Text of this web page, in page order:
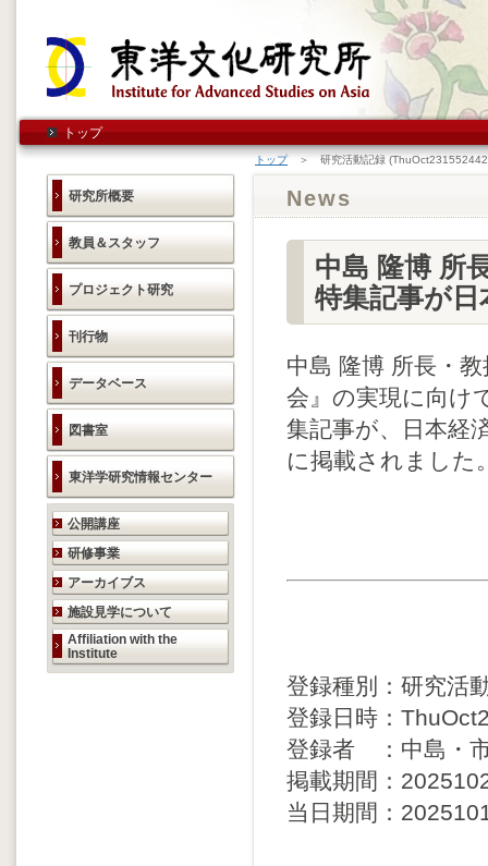
トップ
研究所概要
教員＆スタッフ
プロジェクト研究
刊行物
データベース
図書室
東洋学研究情報センター
研究活動のご案内
公開講座
研修事業
アーカイブス
施設見学について
Affiliation with the
Institute
トップ＞ 研究活動記録
News
中島 隆博 所
特集記事が
中島 隆博 所長・
会』の実現に向け
集記事が、日本経
に掲載されました
登録種別：研究活
登録日時：
登録者 ：中島・
掲載期間：
当日期間：